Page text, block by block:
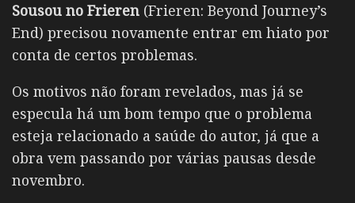
Sousou no Frieren (Frieren: Beyond Journey’s
End) precisou novamente entrar em hiato por
conta de certos problemas.
Os motivos não foram revelados, mas já se
especula há um bom tempo que o problema
esteja relacionado a saúde do autor, já que a
obra vem passando por várias pausas desde
novembro.